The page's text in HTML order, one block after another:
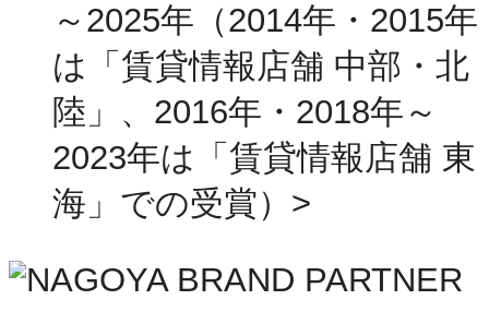
～2025年（2014年・2015年
は「賃貸情報店舗 中部・北
陸」、2016年・2018年～
2023年は「賃貸情報店舗 東
海」での受賞）>